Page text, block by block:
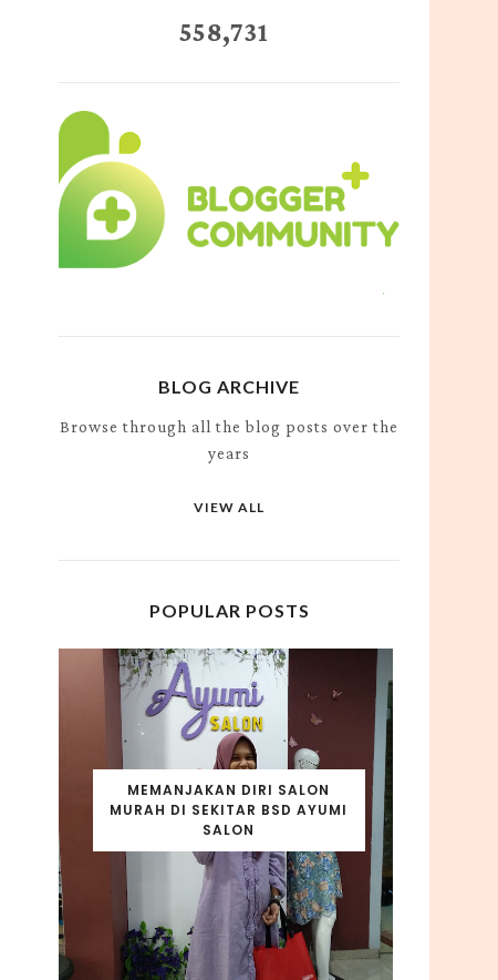
558,731
BLOG ARCHIVE
Browse through all the blog posts over the
years
VIEW ALL
POPULAR POSTS
MEMANJAKAN DIRI SALON
MURAH DI SEKITAR BSD AYUMI
SALON